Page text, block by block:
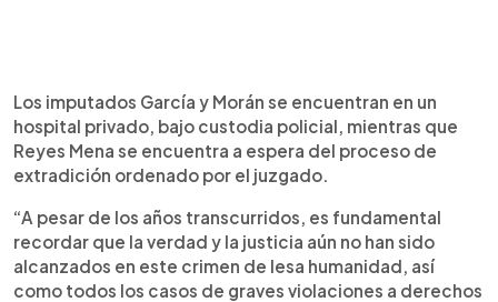
Los imputados García y Morán se encuentran en un
hospital privado, bajo custodia policial, mientras que
Reyes Mena se encuentra a espera del proceso de
extradición ordenado por el juzgado.
“A pesar de los años transcurridos, es fundamental
recordar que la verdad y la justicia aún no han sido
alcanzados en este crimen de lesa humanidad, así
como todos los casos de graves violaciones a derechos